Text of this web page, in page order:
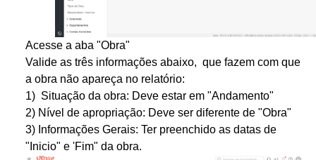
Acesse a aba "Obra"
Valide as três informações abaixo, que fazem com que
a obra não apareça no relatório:
1) Situação da obra: Deve estar em "Andamento"
2) Nível de apropriação: Deve ser diferente de "Obra"
3) Informações Gerais: Ter preenchido as datas de
"Inicio" e 'Fim" da obra.